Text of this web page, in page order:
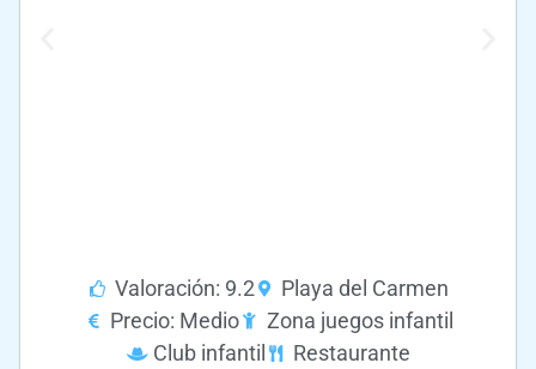
Valoración: 9.2
Playa del Carmen
Precio: Medio
Zona juegos infantil
Club infantil
Restaurante